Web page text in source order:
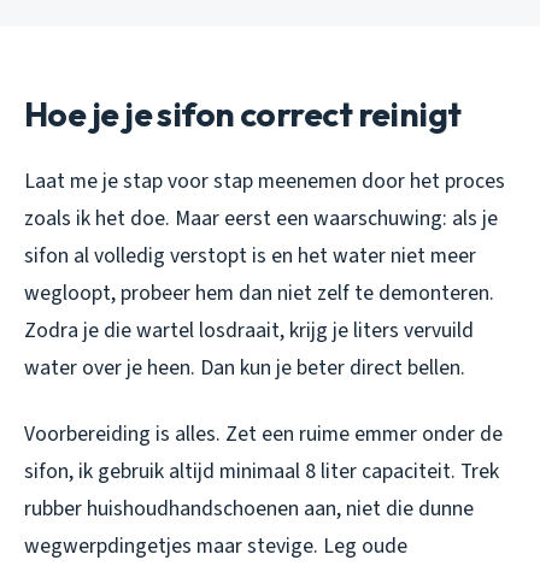
Hoe je je sifon correct reinigt
Laat me je stap voor stap meenemen door het proces
zoals ik het doe. Maar eerst een waarschuwing: als je
sifon al volledig verstopt is en het water niet meer
wegloopt, probeer hem dan niet zelf te demonteren.
Zodra je die wartel losdraait, krijg je liters vervuild
water over je heen. Dan kun je beter direct bellen.
Voorbereiding is alles. Zet een ruime emmer onder de
sifon, ik gebruik altijd minimaal 8 liter capaciteit. Trek
rubber huishoudhandschoenen aan, niet die dunne
wegwerpdingetjes maar stevige. Leg oude